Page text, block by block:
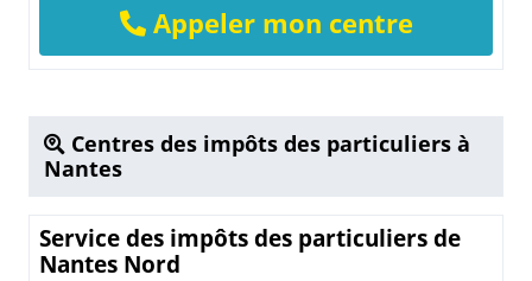
Appeler mon centre
Centres des impôts des particuliers à
Nantes
Service des impôts des particuliers de
Nantes Nord